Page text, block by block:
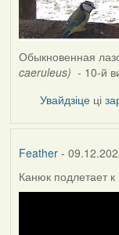
Обыкновенная
caeruleus) - 10-й
Увайдзіце ці
Feather-
Канюк подлетает